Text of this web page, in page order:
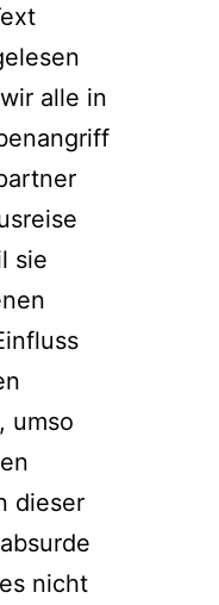
alle in
sie
umso
dieser
nicht